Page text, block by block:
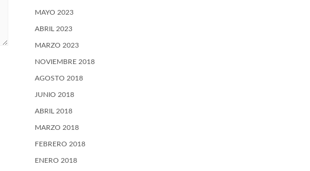
MAYO 2023
ABRIL 2023
MARZO 2023
NOVIEMBRE 2018
AGOSTO 2018
JUNIO 2018
ABRIL 2018
MARZO 2018
FEBRERO 2018
ENERO 2018